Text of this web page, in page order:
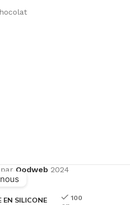
Qodweb2024
EN SILICONE
100